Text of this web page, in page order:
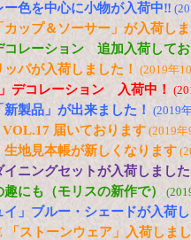
ー色を中心に小物が入荷中‼
カップ＆ソーサー」が入荷し
コレーション 追加入荷して
パが入荷しました！ (2019年
デコレーション 入荷中！
製品」が出来ました！ (2019
届いております(2019
地見本帳が新しくなります
ニングセットが入荷しました
にも（モリスの新作で）
イ」ブルー・シェードが入荷
「ストーンウェア」入荷しま